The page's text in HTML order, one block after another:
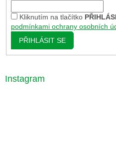
Kliknutím na tlačítko
podmínkami ochrany osobních
PŘIHLÁSIT SE
Instagram